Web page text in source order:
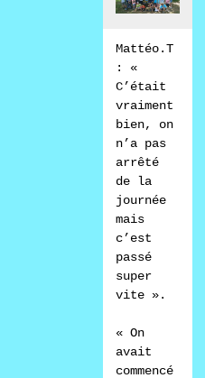
Mattéo.T
: «
C’était
vraiment
bien, on
n’a pas
arrêté
de la
journée
mais
c’est
passé
super
vite ».
« On
avait
commencé